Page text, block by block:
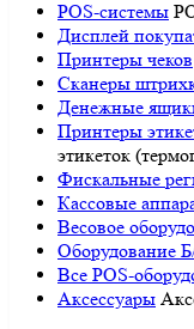
POS-системы
Дисплей
Принтеры чеков
Сканеры
Денежные
Принтеры
этикеток
Фискальные
Кассовые
Весовое
Оборудование
Все POS-
Аксессуары